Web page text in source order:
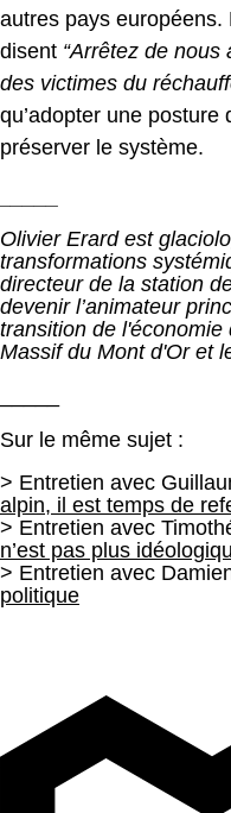
autres pays
disent “Arrêtez de
des victimes du
qu’adopter une
préserver le système.
Olivier Erard est
transformations
directeur de la station
devenir l’animateur
transition de
Massif du Mont d'Or et
Sur le même sujet :
> Entretien avec
alpin, il est temps de
> Entretien avec
n’est pas plus
> Entretien avec
politique